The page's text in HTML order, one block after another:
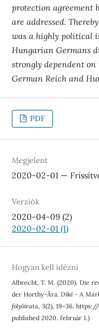
protection agreement
are addressed.
was a highly political
Hungarian Germans
strongly dependent
German Reich and
PDF
Megjelent
2020-02-01 —
Verziók
2020-04-09 (2)
2020-02-01 (1)
Hogyan kell idézni
Albrecht, T. M. (2020). Die
der Horthy-Ära. Díké - A
folyóirata, 3(2), 19–36.
published 2020. február 1.)